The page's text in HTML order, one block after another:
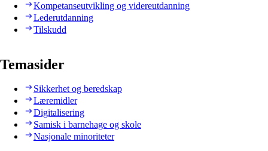
Kompetanseutvikling og videreutdanning
Lederutdanning
Tilskudd
Temasider
Sikkerhet og beredskap
Læremidler
Digitalisering
Samisk i barnehage og skole
Nasjonale minoriteter